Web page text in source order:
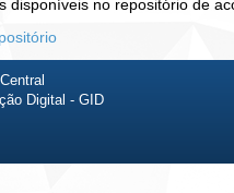
disponíveis no repositório de
Digital - GID